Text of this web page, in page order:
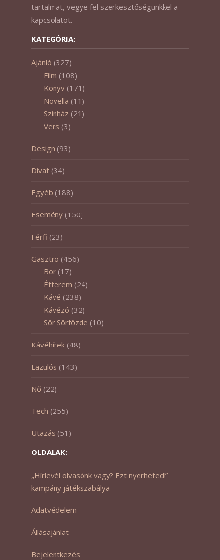
tartalmat, vegye fel szerkesztőségünkkel a
kapcsolatot.
KATEGÓRIA:
Ajánló (327)
Film (108)
Könyv (171)
Novella (11)
Színház (21)
Vers (3)
Design (93)
Divat (34)
Egyéb (188)
Esemény (150)
Férfi (23)
Gasztro (456)
Bor (17)
Étterem (24)
Kávé (238)
Kávézó (32)
Sör Sörfőzde (10)
Kávéhírek (48)
Lazulós (143)
Nő (22)
Tech (255)
Utazás (51)
OLDALAK:
„Hírlevél olvasónk vagy? Ezt nyerheted!”
kampány játékszabálya
Adatvédelem
Állásajánlat
Bejelentkezés